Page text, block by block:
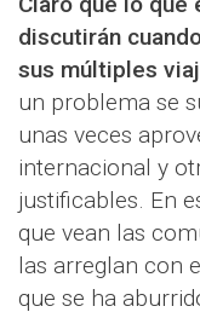
discutirán
sus múltiples
un problema se
unas veces
internacional y
justificables. En
que vean las
las arreglan con
que se ha